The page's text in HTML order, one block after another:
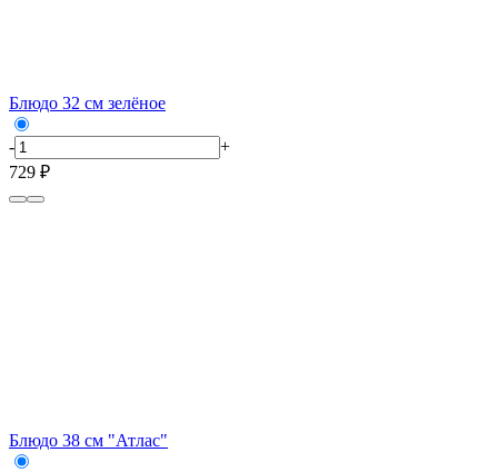
Блюдо 32 см зелёное
-
+
729 ₽
Блюдо 38 см "Атлас"